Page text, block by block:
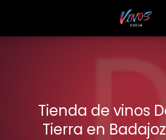
Tienda de vinos
Tierra en